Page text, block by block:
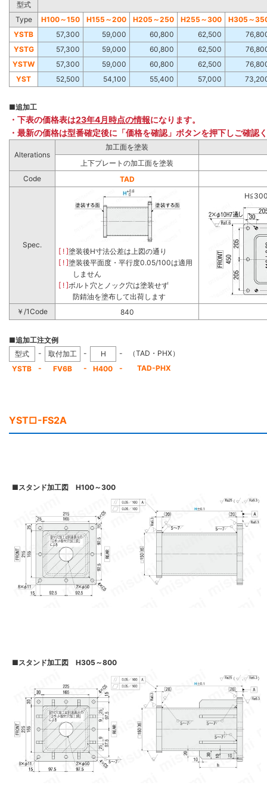
型式
Type
H100～150 H155～200 H205～250 H255～300
H305～
YSTB
57,300 59,000 60,800 62,500
YSTG
57,300 59,000 60,800 62,500
YSTW
57,300 59,000 60,800 62,500
YST
52,500 54,100 55,400 57,000
■追加工
・下表の価格表は23年4月時点の情報になります。
・最新の価格は型番確定後に「価格を確認」ボタンを押下しご確認
Alterations
加工面を塗装
上下プレートの加工面を塗装
Code
TAD
Spec.
[ ! ]塗装後H寸法公差は上図の通り
[ ! ]塗装後平面度・平行度0.05/100は適用
しません
[ ! ]ボルト穴とノック穴は塗装せず
防錆油を塗布して出荷します
￥/1Code 840
■追加工注文例
型式
- 取付加工 - H -
（TAD・PHX）
YSTB
- FV6B - H400 - TAD-PHX
YST□-FS2A
■スタンド加工図 H100～300
■スタンド加工図 H305～800